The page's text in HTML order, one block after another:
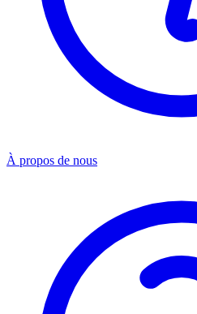
À propos de nous